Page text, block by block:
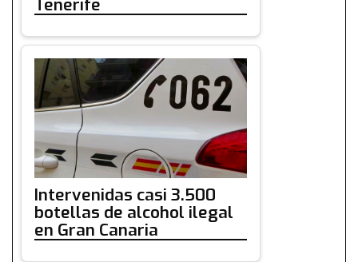
Tenerife
Intervenidas casi 3.500
botellas de alcohol ilegal
en Gran Canaria